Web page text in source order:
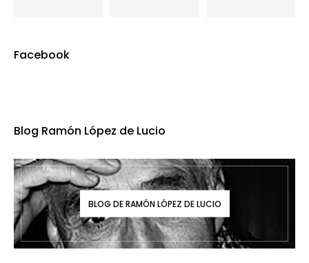
Facebook
Blog Ramón López de Lucio
BLOG DE RAMÓN LÓPEZ DE LUCIO